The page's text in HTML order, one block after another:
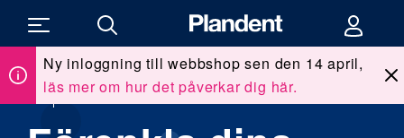
Ny inloggning till webbshop sen den 14 april,
läs mer om hur det påverkar dig här.
är Allt för kliniken / Våra leverantörer / Kulzer Venus ONE